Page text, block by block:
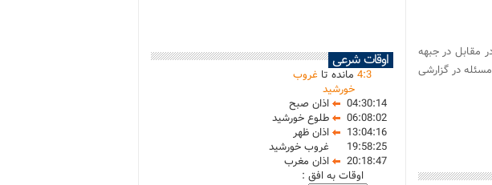
مقابل در جبهه
در گزارشی
اوقات شرعی
4:3 مانده تا غروب
خورشید
04:30:14
اذان صبح
06:08:02
طلوع خورشید
13:04:16
اذان ظهر
19:58:25
غروب خورشید
20:18:47
اذان مغرب
اوقات به افق :